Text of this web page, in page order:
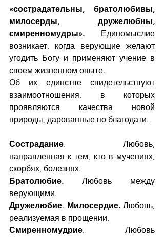
«сострадательны, братолюбивы,
милосерды, дружелюбны,
смиренномудры».
Единомыслие
возникает, когда верующие желают
угодить Богу и применяют учение в
своем жизненном опыте.
Об их единстве свидетельствуют
взаимоотношения, в которых
проявляются качества новой
природы, дарованные по благодати.
Сострадание. Любовь,
направленная к тем, кто в мучениях,
скорбях, болезнях.
Братолюбие. Любовь между
верующими.
Дружелюбие. Милосердие. Любовь,
реализуемая в прощении.
Смиренномудрие. Любовь